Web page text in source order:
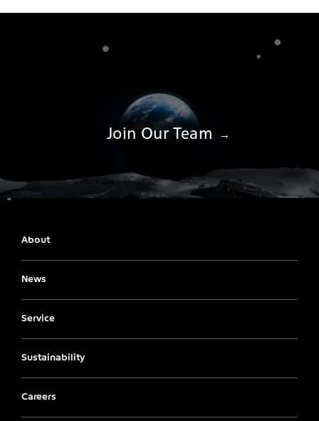
Join Our Team
About
News
Service
Sustainability
Careers